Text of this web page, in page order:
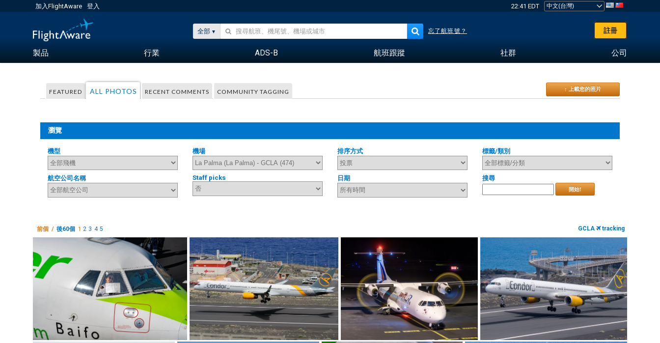
加入FlightAware 登入 22:41 EDT
全部 忘了航班號？ 註冊
製品 行業 ADS-B 航班跟蹤 社群 公司
FEATURED ALL PHOTOS RECENT COMMENTS COMMUNITY TAGGING ↑ 上載您的照片
瀏覽
機型 機場 排序方式 標籤/類別
航空公司名稱 Staff picks 日期 搜尋
開始!
前個 /後60個 1 2 3 4 5 GCLA tracking